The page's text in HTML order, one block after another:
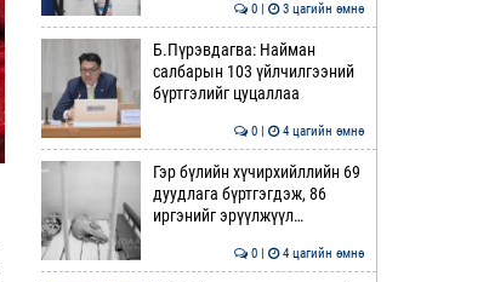
0 | 3 цагийн өмнө
Б.Пүрэвдагва: Найман
салбарын 103 үйлчилгээний
бүртгэлийг цуцаллаа
0 | 4 цагийн өмнө
Гэр бүлийн хүчирхийллийн 69
дуудлага бүртгэгдэж, 86
иргэнийг эрүүлжүүл…
0 | 4 цагийн өмнө